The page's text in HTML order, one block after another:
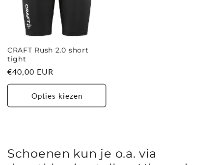
CRAFT Rush 2.0 short
tight
Normale
prijs
€40,00 EUR
Opties kiezen
Schoenen kun je o.a. via